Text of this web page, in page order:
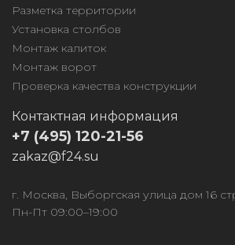
Разметка территории
Установка столбов
Монтаж калиток
Монтаж ворот
Проверка качества конструкции
Контактная информация
+7 (495) 120-21-56
zakaz@f24.su
г. Москва, Выборгская улица дом 16
Пн-Пт 09:00–19:00